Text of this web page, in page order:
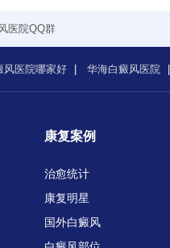
医院QQ群
风医院哪家好 华海白癜风医院
康复案例
治愈统计
康复明星
国外白癜风